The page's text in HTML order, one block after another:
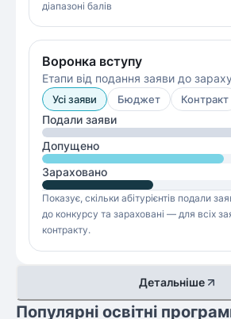
діапазоні балів
Воронка вступу
Етапи від подання заяви до
Усі заяви Бюджет Контракт
Подали заяви
Допущено
Зараховано
Показує, скільки абітурієнтів подали
до конкурсу та зараховані — для всіх
контракту.
Детальніше
Популярні освітні